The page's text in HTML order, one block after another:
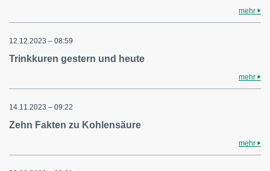
mehr
12.12.2023 – 08:59
Trinkkuren gestern und heute
mehr
14.11.2023 – 09:22
Zehn Fakten zu Kohlensäure
mehr